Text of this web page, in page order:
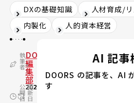
DXの基礎知識
人材育成/
内製化
人的資本経営
執
筆
者
DOORS
編
集
部
公
開
日
2025.12.04
更
新
日
2026.07.17
AI 記事
DOORS の記事を、AI
す